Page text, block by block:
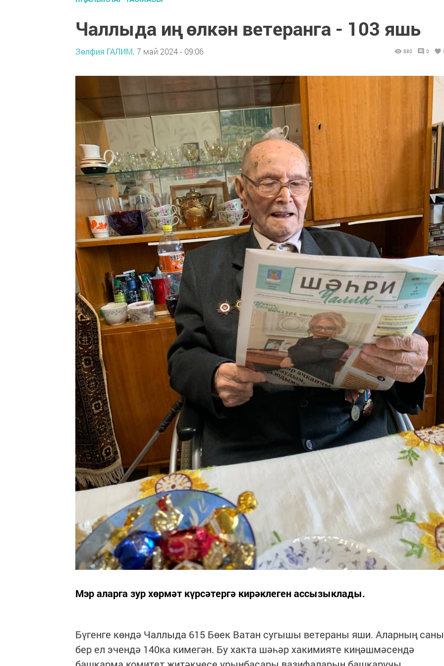
Чаллыда иң өлкән ветеранга - 103 яшь
Зөлфия ГАЛИМ, 7 май 2024 - 09:06 880 0
Мэр аларга зур хөрмәт күрсәтергә кирәклеген ассызыклады.
Бүгенге көндә Чаллыда 615 Бөек Ватан сугышы ветераны яши. Аларның саны
бер ел эчендә 140ка кимегән. Бу хакта шәһәр хакимияте киңәшмәсендә